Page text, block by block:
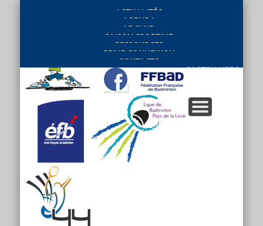
ACTUALITÉS
AGENDA
LE CLUB
SAISON SPORTIVE
RESSOURCES
PRIVE CONNEXION
CONTACTS
PARTENAIRES